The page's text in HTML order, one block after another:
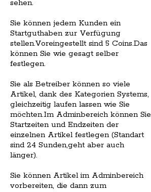
sehen.
Sie können jedem Kunden ein
Startguthaben zur Verfügung
stellen.Voreingestellt sind 5 Coins.Das
können Sie wie gesagt selber
festlegen.
Sie als Betreiber können so viele
Artikel, dank des Kategorien Systems,
gleichzeitig laufen lassen wie Sie
möchten.Im Adminbereich können Sie
Startzeiten und Endzeiten der
einzelnen Artikel festlegen (Standart
sind 24 Sunden,geht aber auch
länger).
Sie können Artikel im Adminbereich
vorbereiten, die dann zum